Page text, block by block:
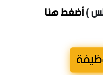
)أضغط هنا